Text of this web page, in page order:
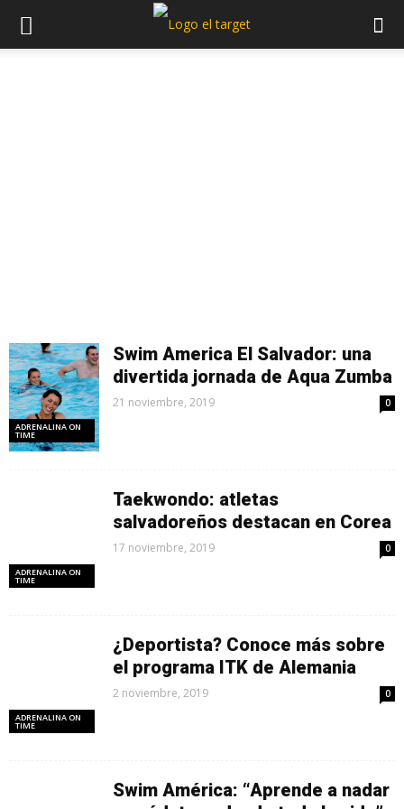
ADRENALINA ON
TIME
Swim America El Salvador: una
divertida jornada de Aqua Zumba
21 noviembre, 2019 0
ADRENALINA ON
TIME
Taekwondo: atletas
salvadoreños destacan en Corea
17 noviembre, 2019 0
ADRENALINA ON
TIME
¿Deportista? Conoce más sobre
el programa ITK de Alemania
2 noviembre, 2019 0
Swim América: “Aprende a nadar